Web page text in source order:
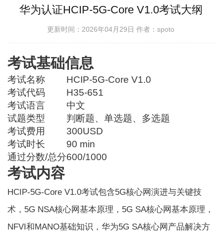
华为认证HCIP-5G-Core V1.0考试大纲
更新时间：2026年04月29日作者：spoto
考试基础信息
考试名称
HCIP-5G-Core V1.0
考试代码
H35-651
考试语言
中文
试题类型
判断题、单选题、多选题
考试费用
300USD
考试时长
90 min
通过分数/总分600/1000
考试内容
HCIP-5G-Core V1.0考试包含5G核心网演进与关键技
术，5G NSA核心网基本原理，5G SA核心网基本原理，
NFVI和MANO基础知识，华为5G SA核心网产品解决方